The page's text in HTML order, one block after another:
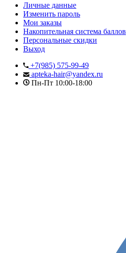
Личные данные
Изменить пароль
Мои заказы
Накопительная система баллов
Персональные скидки
Выход
+7(985) 575-99-49
apteka-hair@yandex.ru
Пн-Пт 10:00-18:00